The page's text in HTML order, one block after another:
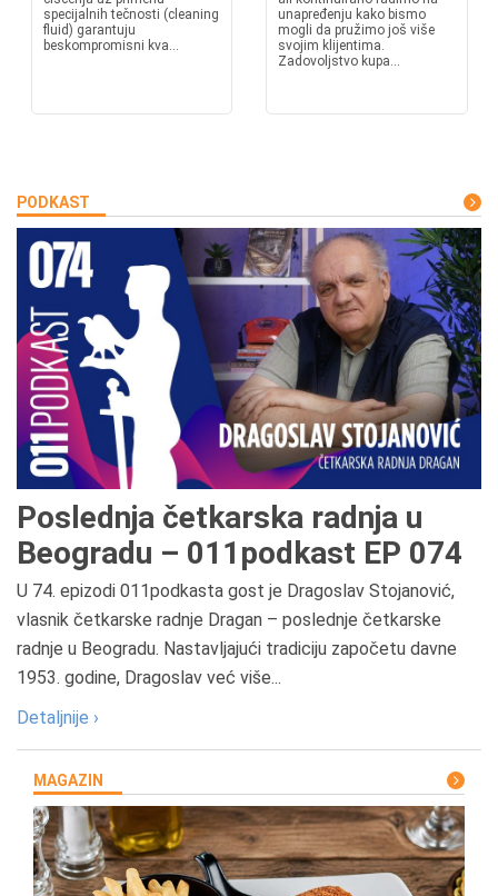
specijalnih tečnosti (cleaning
fluid) garantuju
beskompromisni kva...
unapređenju kako bismo
mogli da pružimo još više
svojim klijentima.
Zadovoljstvo kupa...
PODKAST
Poslednja četkarska radnja u
Beogradu – 011podkast EP 074
U 74. epizodi 011podkasta gost je Dragoslav Stojanović,
vlasnik četkarske radnje Dragan – poslednje četkarske
radnje u Beogradu. Nastavljajući tradiciju započetu davne
1953. godine, Dragoslav već više...
Detaljnije ›
MAGAZIN